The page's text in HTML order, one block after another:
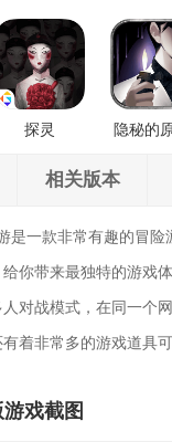
探灵
隐秘的
相关版本
一款非常有趣的冒险
你带来最独特的游戏
对战模式，在同一个
着非常多的游戏道具
戏截图